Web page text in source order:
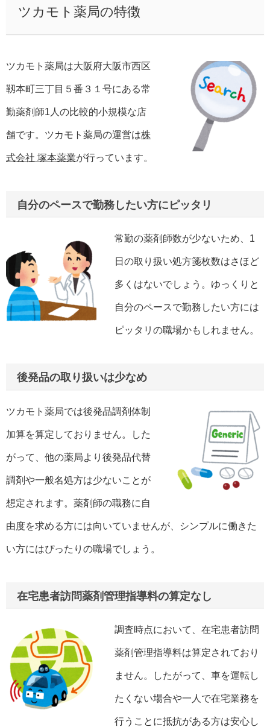
ツカモト薬局の特徴
ツカモト薬局は大阪府大阪市西区
靱本町三丁目５番３１号にある常
勤薬剤師1人の比較的小規模な店
舗です。ツカモト薬局の運営は株
式会社 塚本薬業が行っています。
自分のペースで勤務したい方にピッタリ
常勤の薬剤師数が少ないため、1
日の取り扱い処方箋枚数はさほど
多くはないでしょう。ゆっくりと
自分のペースで勤務したい方には
ピッタリの職場かもしれません。
後発品の取り扱いは少なめ
ツカモト薬局では後発品調剤体制
加算を算定しておりません。した
がって、他の薬局より後発品代替
調剤や一般名処方は少ないことが
想定されます。薬剤師の職務に自
由度を求める方には向いていませんが、シンプルに働きた
い方にはぴったりの職場でしょう。
在宅患者訪問薬剤管理指導料の算定なし
調査時点において、在宅患者訪問
薬剤管理指導料は算定されており
ません。したがって、車を運転し
たくない場合や一人で在宅業務を
行うことに抵抗がある方は安心し